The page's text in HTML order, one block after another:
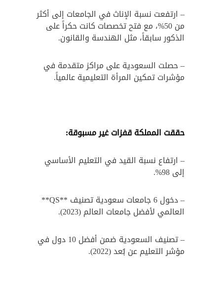
– ارتفعت نسبة الإناث في الجامعات إلى أكثر
من 50%، مع فتح تخصصات كانت حكراً على
الذكور سابقاً، مثل الهندسة والقانون.
– حصلت السعودية على مراكز متقدمة في
مؤشرات تمكين المرأة التعليمية عالمياً.
حققت المملكة قفزات غير مسبوقة:
– ارتفاع نسبة القيد في التعليم الأساسي
إلى 98%.
– دخول 6 جامعات سعودية تصنيف **QS**
العالمي لأفضل جامعات العالم (2023).
– تصنيف السعودية ضمن أفضل 10 دول في
مؤشر التعليم عن بُعد (2022).